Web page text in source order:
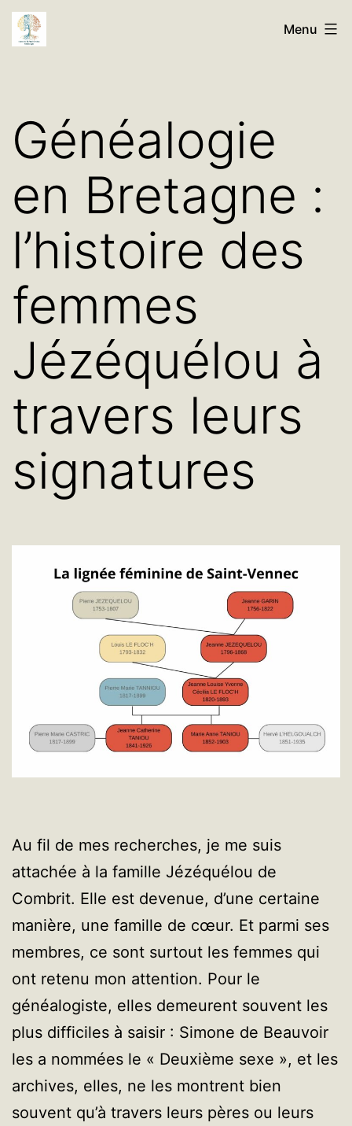
Aller
Histoires
Généalogie
Menu
Généalogie
en Bretagne :
l’histoire des
femmes
Jézéquélou à
travers leurs
signatures
Au fil de mes recherches, je me suis
attachée à la famille Jézéquélou de
Combrit. Elle est devenue, d’une certaine
manière, une famille de cœur. Et parmi ses
membres, ce sont surtout les femmes qui
ont retenu mon attention. Pour le
généalogiste, elles demeurent souvent les
plus difficiles à saisir : Simone de Beauvoir
les a nommées le « Deuxième sexe », et les
archives, elles, ne les montrent bien
souvent qu’à travers leurs pères ou leurs